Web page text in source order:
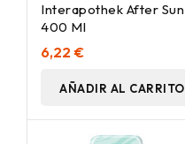
Interapothek After Sun
400 Ml
6,22 €
AÑADIR AL CARRITO